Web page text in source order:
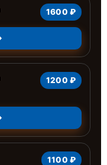
1600 ₽
1200 ₽
1100 ₽